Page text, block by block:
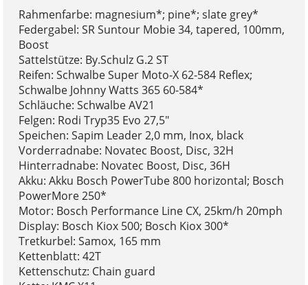
Rahmenfarbe: magnesium*; pine*; slate grey*
Federgabel: SR Suntour Mobie 34, tapered, 100mm,
Boost
Sattelstütze: By.Schulz G.2 ST
Reifen: Schwalbe Super Moto-X 62-584 Reflex;
Schwalbe Johnny Watts 365 60-584*
Schläuche: Schwalbe AV21
Felgen: Rodi Tryp35 Evo 27,5"
Speichen: Sapim Leader 2,0 mm, Inox, black
Vorderradnabe: Novatec Boost, Disc, 32H
Hinterradnabe: Novatec Boost, Disc, 36H
Akku: Akku Bosch PowerTube 800 horizontal; Bosch
PowerMore 250*
Motor: Bosch Performance Line CX, 25km/h 20mph
Display: Bosch Kiox 500; Bosch Kiox 300*
Tretkurbel: Samox, 165 mm
Kettenblatt: 42T
Kettenschutz: Chain guard